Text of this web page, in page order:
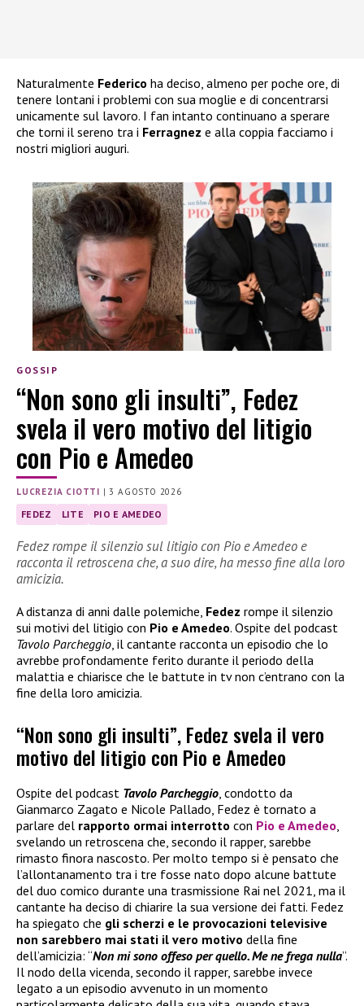
Naturalmente Federico ha deciso, almeno per poche ore, di
tenere lontani i problemi con sua moglie e di concentrarsi
unicamente sul lavoro. I fan intanto continuano a sperare
che torni il sereno tra i Ferragnez e alla coppia facciamo i
nostri migliori auguri.
GOSSIP
“Non sono gli insulti”, Fedez
svela il vero motivo del litigio
con Pio e Amedeo
LUCREZIA CIOTTI |3 AGOSTO 2026
FEDEZ LITE PIO E AMEDEO
Fedez rompe il silenzio sul litigio con Pio e Amedeo e
racconta il retroscena che, a suo dire, ha messo fine alla loro
amicizia.
A distanza di anni dalle polemiche, Fedez rompe il silenzio
sui motivi del litigio con Pio e Amedeo. Ospite del podcast
Tavolo Parcheggio, il cantante racconta un episodio che lo
avrebbe profondamente ferito durante il periodo della
malattia e chiarisce che le battute in tv non c’entrano con la
fine della loro amicizia.
“Non sono gli insulti”, Fedez svela il vero
motivo del litigio con Pio e Amedeo
Ospite del podcast Tavolo Parcheggio , condotto da
Gianmarco Zagato e Nicole Pallado, Fedez è tornato a
parlare del rapporto ormai interrotto con Pio e Amedeo
svelando un retroscena che, secondo il rapper, sarebbe
rimasto finora nascosto. Per molto tempo si è pensato che
l’allontanamento tra i tre fosse nato dopo alcune battute
del duo comico durante una trasmissione Rai nel 2021, ma il
cantante ha deciso di chiarire la sua versione dei fatti. Fedez
ha spiegato che gli scherzi e le provocazioni televisive
non sarebbero mai stati il vero motivo della fine
dell’amicizia: “Non mi sono offeso per quello. Me ne frega nulla”.
Il nodo della vicenda, secondo il rapper, sarebbe invece
legato a un episodio avvenuto in un momento